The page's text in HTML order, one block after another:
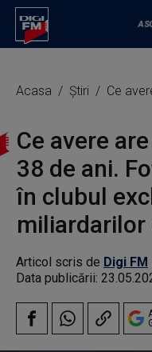
Acasa Știri Ce avere are
Ce avere
38 de ani.
în clubul
Articol scris de Digi FM
Data publicării: